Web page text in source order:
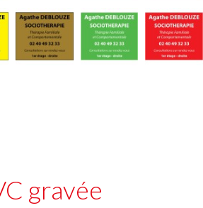
gravée